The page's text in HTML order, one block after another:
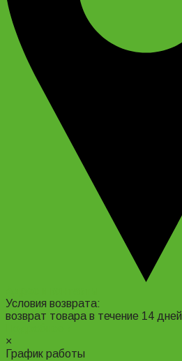
Условия возврата:
возврат товара в течение 14 дней
×
График работы